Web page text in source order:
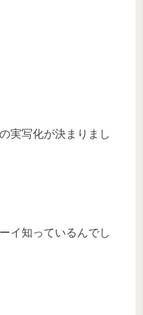
実写化が決まりまし
イ知っているんでし